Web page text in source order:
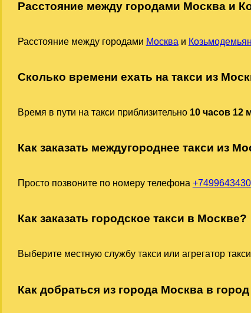
Расстояние между городами Москва и
Расстояние между городами Москва и
Сколько времени ехать на такси из
Время в пути на такси приблизительно 10 часов 12
Как заказать междугороднее такси из
Просто позвоните по номеру телефона
Как заказать городское такси в Москве?
Выберите местную службу такси или агрегатор
Как добраться из города Москва в